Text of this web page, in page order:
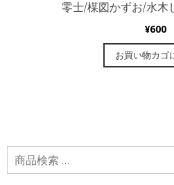
零士/楳図かずお/水木
¥600
お買い物カゴ
検
索